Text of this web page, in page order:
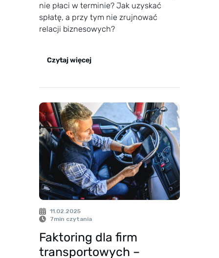
nie płaci w terminie? Jak uzyskać
spłatę, a przy tym nie zrujnować
relacji biznesowych?
Czytaj więcej
11.02.2025
7min czytania
Faktoring dla firm
transportowych –